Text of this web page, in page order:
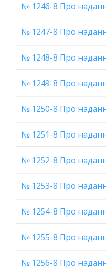
№ 1246-8 Про
№ 1247-8 Про
№ 1248-8 Про
№ 1249-8 Про
№ 1250-8 Про
№ 1251-8 Про
№ 1252-8 Про
№ 1253-8 Про
№ 1254-8 Про
№ 1255-8 Про
№ 1256-8 Про